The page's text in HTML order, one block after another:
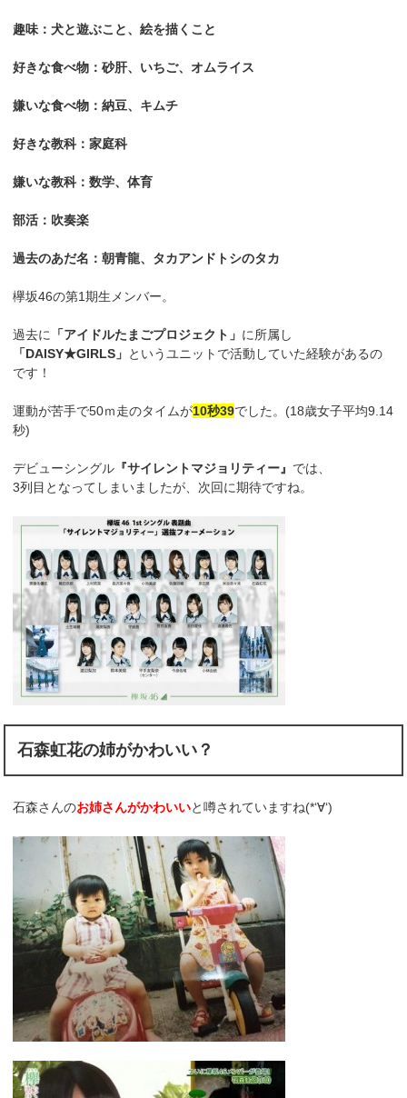
趣味：犬と遊ぶこと、絵を描くこと
好きな食べ物：砂肝、いちご、オムライス
嫌いな食べ物：納豆、キムチ
好きな教科：家庭科
嫌いな教科：数学、体育
部活：吹奏楽
過去のあだ名：朝青龍、タカアンドトシのタカ
欅坂46の第1期生メンバー。
過去に 「アイドルたまごプロジェクト」 に所属し
「DAISY★GIRLS」 というユニットで活動していた経験があるの
です！
運動が苦手で50ｍ走のタイムが10秒39でした。(18歳女子平均9.14
秒)
デビューシングル 『サイレントマジョリティー』 では、
3列目となってしまいましたが、次回に期待ですね。
石森虹花の姉がかわいい？
石森さんのお姉さんがかわいいと噂されていますね(*‘∀‘)